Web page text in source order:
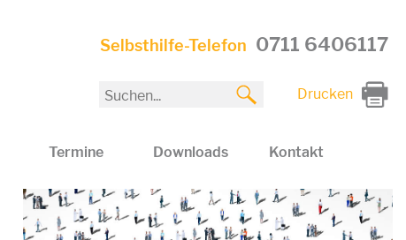
Selbsthilfe-Telefon 0711 6406117
Drucken
Termine Downloads Kontakt